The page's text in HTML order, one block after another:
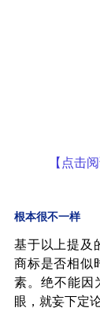
【点击
根本很不一样
基于以上提及
商标是否相似
素。绝不能因
眼，就妄下定